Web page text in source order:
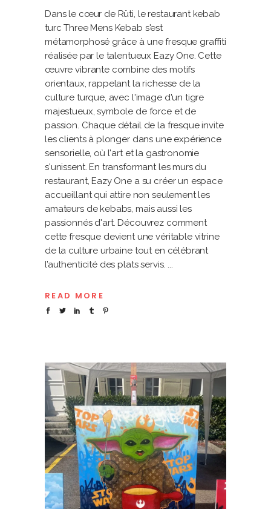
Dans le cœur de Rüti, le restaurant kebab
turc Three Mens Kebab s'est
métamorphosé grâce à une fresque graffiti
réalisée par le talentueux Eazy One. Cette
œuvre vibrante combine des motifs
orientaux, rappelant la richesse de la
culture turque, avec l'image d'un tigre
majestueux, symbole de force et de
passion. Chaque détail de la fresque invite
les clients à plonger dans une expérience
sensorielle, où l'art et la gastronomie
s'unissent. En transformant les murs du
restaurant, Eazy One a su créer un espace
accueillant qui attire non seulement les
amateurs de kebabs, mais aussi les
passionnés d'art. Découvrez comment
cette fresque devient une véritable vitrine
de la culture urbaine tout en célébrant
l’authenticité des plats servis.
READ MORE